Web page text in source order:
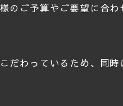
のご予算やご要望に合
だわっているため、同